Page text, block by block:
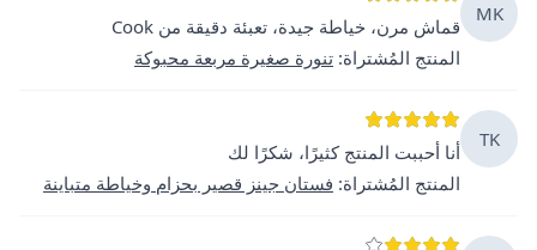
MK
قماش مرن، خياطة جيدة، تعبئة دقيقة من Cook
المنتج المُشتراة: تنورة صغيرة مربعة محبوكة
TK
أنا أحببت المنتج كثيرًا، شكرًا لك
المنتج المُشتراة: فستان جينز قصير بحزام وخياطة متباينة